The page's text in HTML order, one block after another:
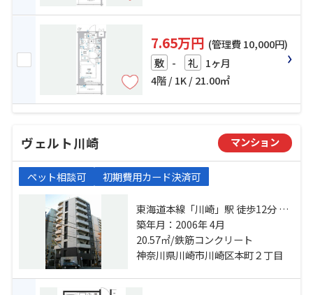
7.65万円 (管理費 10,000円)
敷 - 礼 1ヶ月
4階 / 1K / 21.00㎡
ヴェルト川崎 マンション
ペット相談可 初期費用カード決済可
東海道本線「川崎」駅 徒歩12分 京
急本線「京急川崎」駅 徒歩9分 京急
大師線「港町」駅 徒歩11分
築年月：2006年 4月
20.57㎡/鉄筋コンクリート
神奈川県川崎市川崎区本町２丁目